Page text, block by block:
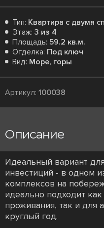
Тип: Квартира с двумя
Этаж: 3 из 4
Площадь: 59.2 кв.м.
Отделка: Под ключ
Вид: Море, горы
Артикул: 100038
Описание
Идеальный вариант
инвестиций - в одном
комплексов на
идеально подходит
проживания, так и для
круглый год.